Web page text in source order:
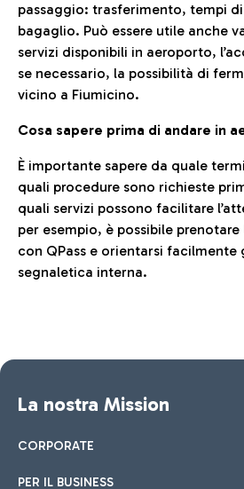
passaggio: trasferimento, tempi
bagaglio. Può essere utile anche
servizi disponibili in aeroporto,
se necessario, la possibilità di
vicino a Fiumicino.
Cosa sapere prima di andare in
È importante sapere da quale
quali procedure sono richieste
quali servizi possono facilitare
per esempio, è possibile prenotare
con QPass e orientarsi facilmente
segnaletica interna.
La nostra Mission
CORPORATE
PER IL BUSINESS